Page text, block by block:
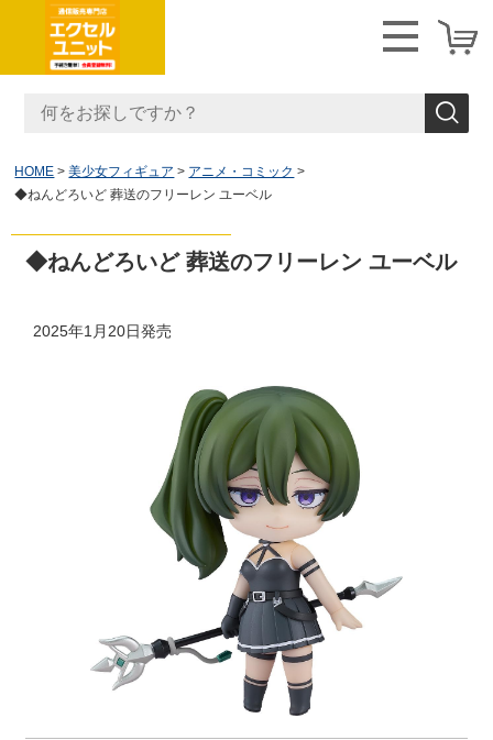
HOME 美少女フィギュア
アニメ・コミック
◆ねんどろいど 葬送のフリーレン ユーベル
◆ねんどろいど 葬送のフリーレン ユーベル
2025年1月20日発売